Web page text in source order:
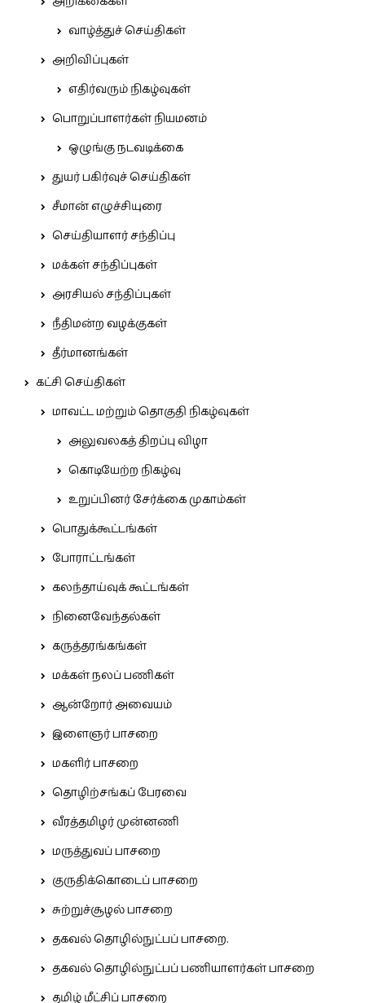
வாழ்த்துச் செய்திகள்
அறிவிப்புகள்
எதிர்வரும் நிகழ்வுகள்
பொறுப்பாளர்கள் நியமனம்
ஒழுங்கு நடவடிக்கை
துயர் பகிர்வுச் செய்திகள்
சீமான் எழுச்சியுரை
செய்தியாளர் சந்திப்பு
மக்கள் சந்திப்புகள்
அரசியல் சந்திப்புகள்
நீதிமன்ற வழக்குகள்
தீர்மானங்கள்
கட்சி செய்திகள்
மாவட்ட மற்றும் தொகுதி நிகழ்வுகள்
அலுவலகத் திறப்பு விழா
கொடியேற்ற நிகழ்வு
உறுப்பினர் சேர்க்கை முகாம்கள்
பொதுக்கூட்டங்கள்
போராட்டங்கள்
கலந்தாய்வுக் கூட்டங்கள்
நினைவேந்தல்கள்
கருத்தரங்கங்கள்
மக்கள் நலப் பணிகள்
ஆன்றோர் அவையம்
இளைஞர் பாசறை
மகளிர் பாசறை
தொழிற்சங்கப் பேரவை
வீரத்தமிழர் முன்னணி
மருத்துவப் பாசறை
குருதிக்கொடைப் பாசறை
சுற்றுச்சூழல் பாசறை
தகவல் தொழில்நுட்பப் பாசறை.
தகவல் தொழில்நுட்பப் பணியாளர்கள் பாசறை
தமிழ் மீட்சிப் பாசறை